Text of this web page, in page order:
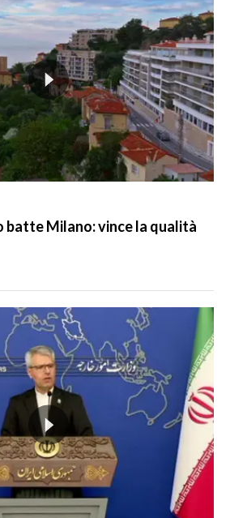
batte Milano: vince la qualità